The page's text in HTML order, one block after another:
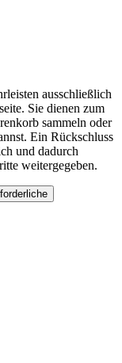
ausschließlich
Sie dienen zum
sammeln oder
Ein Rückschluss
und dadurch
weitergegeben.